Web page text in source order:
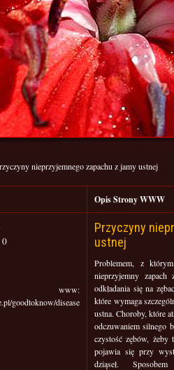
nieprzyjemnego zapachu z jamy ustnej
Opis Strony WWW
0
www:
goodtoknow/disease
Przyczyny
ustnej
Problemem, z
nieprzyjemny
odkładania się na
które wymaga
ustna. Choroby, które
odczuwaniem silnego
czystość zębów,
pojawia się przy
dziąseł.